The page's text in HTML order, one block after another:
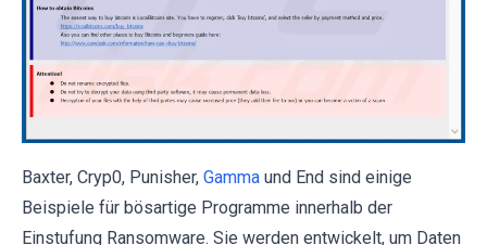
Baxter, Cryp0, Punisher, Gamma und End sind einige
Beispiele für bösartige Programme innerhalb der
Einstufung Ransomware. Sie werden entwickelt, um Daten